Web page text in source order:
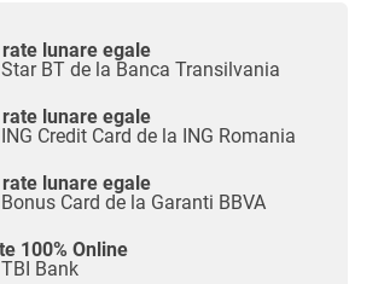
rate lunare egale
BT de la Banca Transilvania
rate lunare egale
Credit Card de la ING Romania
rate lunare egale
Card de la Garanti BBVA
100% Online
Bank